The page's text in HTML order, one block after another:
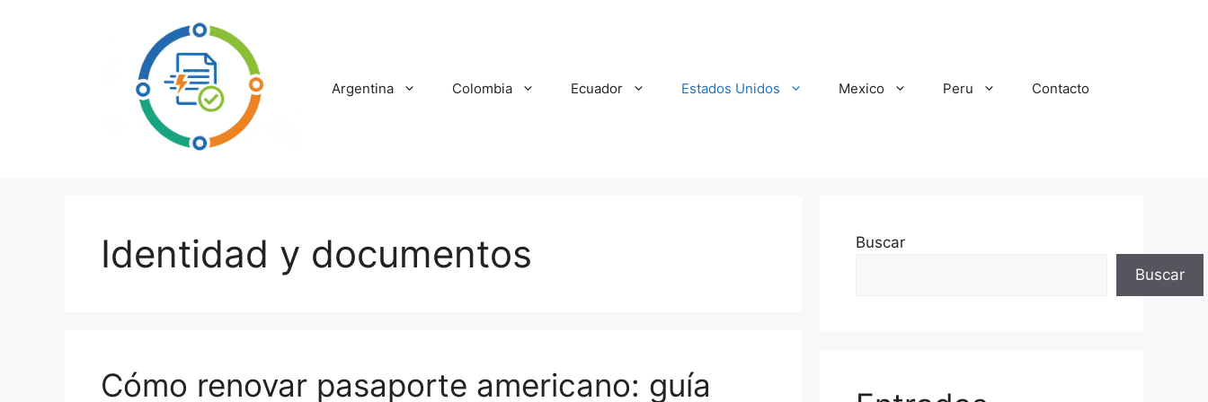
Argentina Colombia Ecuador Estados Unidos Mexico Peru Contacto
Identidad y documentos
Cómo renovar pasaporte americano: guía
Buscar
Buscar